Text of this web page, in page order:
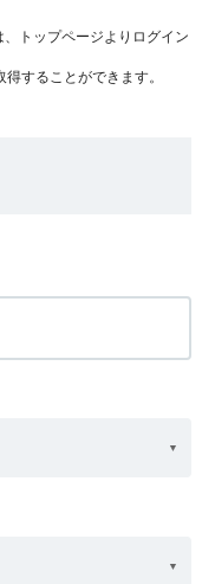
トップページよりログイン
することができます。